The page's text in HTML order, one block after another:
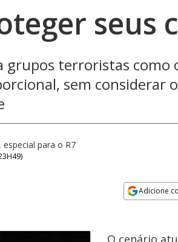
seus
terroristas como
sem considerar
para o R7
)
Adicione
O cenário